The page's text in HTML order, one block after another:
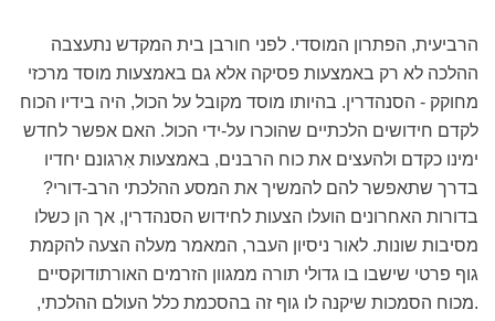
הרביעית, הפתרון המוסדי. לפני חורבן בית המקדש נתעצבה
ההלכה לא רק באמצעות פסיקה אלא גם באמצעות מוסד מרכזי
מחוקק - הסנהדרין. בהיותו מוסד מקובל על הכול, היה בידיו הכוח
לקדם חידושים הלכתיים שהוכרו על-ידי הכול. האם אפשר לחדש
ימינו כקדם ולהעצים את כוח הרבנים, באמצעות אִרגונם יחדיו
בדרך שתאפשר להם להמשיך את המסע ההלכתי הרב-דורי?
בדורות האחרונים הועלו הצעות לחידוש הסנהדרין, אך הן כשלו
מסיבות שונות. לאור ניסיון העבר, המאמר מעלה הצעה להקמת
גוף פרטי שישבו בו גדולי תורה ממגוון הזרמים האורתודוקסיים
.מכוח הסמכות שיקנה לו גוף זה בהסכמת כלל העולם ההלכתי,